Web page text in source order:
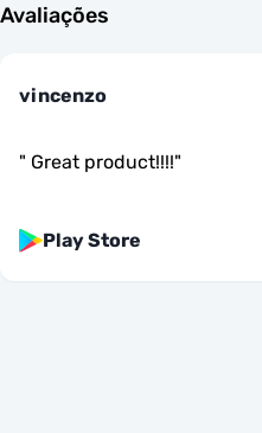
Avaliações
vincenzo
" Great product!!!!"
Play Store